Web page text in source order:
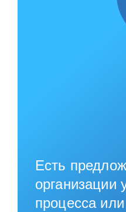
Есть
организации
процесса